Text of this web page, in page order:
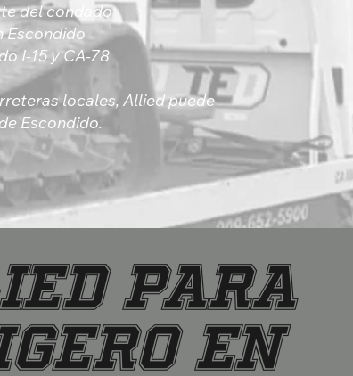
del condado
Escondido
I-15 y CA-78
locales, Allied puede
Escondido.
para
en